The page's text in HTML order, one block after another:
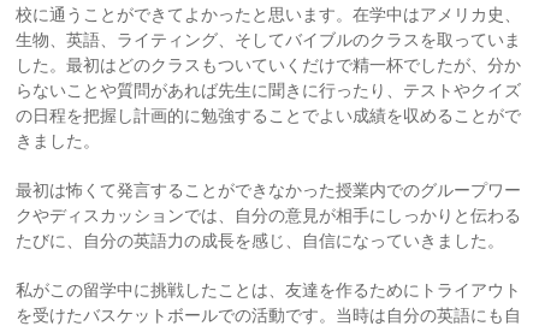
校に通うことができてよかったと思います。在学中はアメリカ史、
生物、英語、ライティング、そしてバイブルのクラスを取っていま
した。最初はどのクラスもついていくだけで精一杯でしたが、分か
らないことや質問があれば先生に聞きに行ったり、テストやクイズ
の日程を把握し計画的に勉強することでよい成績を収めることがで
きました。
最初は怖くて発言することができなかった授業内でのグループワー
クやディスカッションでは、自分の意見が相手にしっかりと伝わる
たびに、自分の英語力の成長を感じ、自信になっていきました。
私がこの留学中に挑戦したことは、友達を作るためにトライアウト
を受けたバスケットボールでの活動です。当時は自分の英語にも自